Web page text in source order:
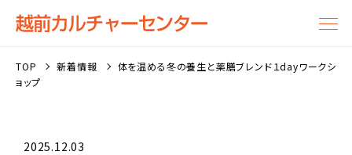
TOP 新着情報
体を温める冬の養生と薬膳ブレンド１dayワークシ
ョップ
2025.12.03